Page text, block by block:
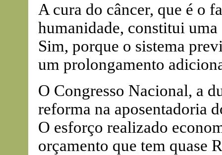
A cura do câncer, que é o
humanidade, constitui
Sim, porque o sistema
um prolongamento
O Congresso Nacional, a
reforma na aposentadoria
O esforço realizado
orçamento que tem quase